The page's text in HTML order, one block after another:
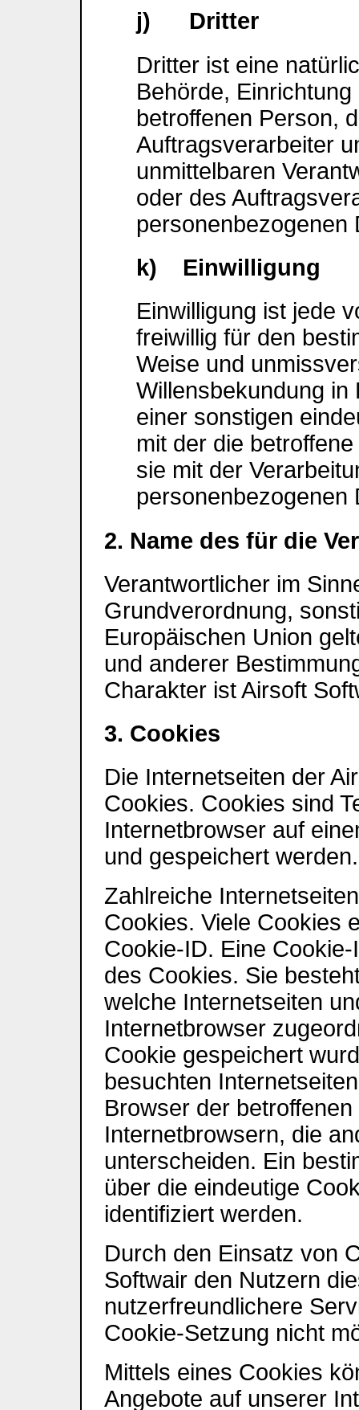
j) Dritter
Dritter ist eine
Behörde,
betroffenen Person,
Auftragsverarbeiter
unmittelbaren
oder des
personenbezogenen
k) Einwilligung
Einwilligung ist jede
freiwillig für den
Weise und
Willensbekundung
einer sonstigen
mit der die
sie mit der
personenbezogenen
2. Name des für die
Verantwortlicher im
Grundverordnung,
Europäischen Union
und anderer
Charakter ist Airsoft
3. Cookies
Die Internetseiten der
Cookies. Cookies sind
Internetbrowser auf
und gespeichert werden.
Zahlreiche
Cookies. Viele Cookies
Cookie-ID. Eine
des Cookies. Sie
welche Internetseiten
Internetbrowser
Cookie gespeichert
besuchten
Browser der
Internetbrowsern, die
unterscheiden. Ein
über die eindeutige
identifiziert werden.
Durch den Einsatz von
Softwair den Nutzern
nutzerfreundlichere
Cookie-Setzung nicht
Mittels eines Cookies
Angebote auf unserer